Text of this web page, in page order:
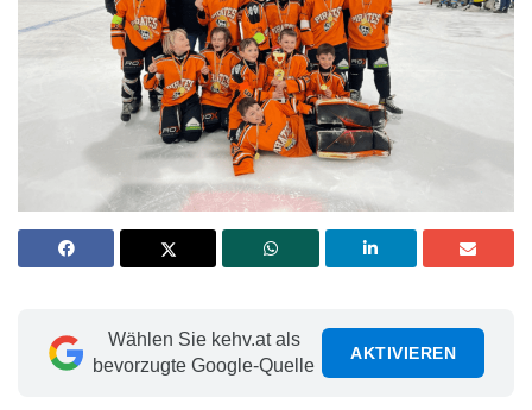
Wählen Sie kehv.at als
bevorzugte Google-Quelle
AKTIVIEREN